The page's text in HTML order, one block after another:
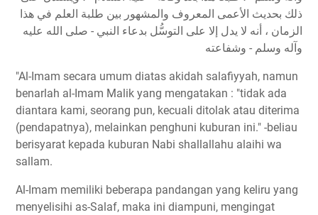
ذلك بحديث الأعمى المعروف والمشهور بين طلبة العلم في هذا
الزمان ، أنه لا يدل إلا على التوسُّل بدعاء النبي - صلى الله عليه
وآله وسلم - وشفاعته
"Al-Imam secara umum diatas akidah salafiyyah, namun
benarlah al-Imam Malik yang mengatakan : "tidak ada
diantara kami, seorang pun, kecuali ditolak atau diterima
(pendapatnya), melainkan penghuni kuburan ini." -beliau
berisyarat kepada kuburan Nabi shallallahu alaihi wa
sallam.
Al-Imam memiliki beberapa pandangan yang keliru yang
menyelisihi as-Salaf, maka ini diampuni, mengingat